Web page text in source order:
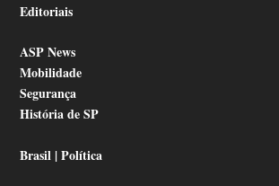
Editoriais
ASP News
Mobilidade
Segurança
História de SP
Brasil | Política